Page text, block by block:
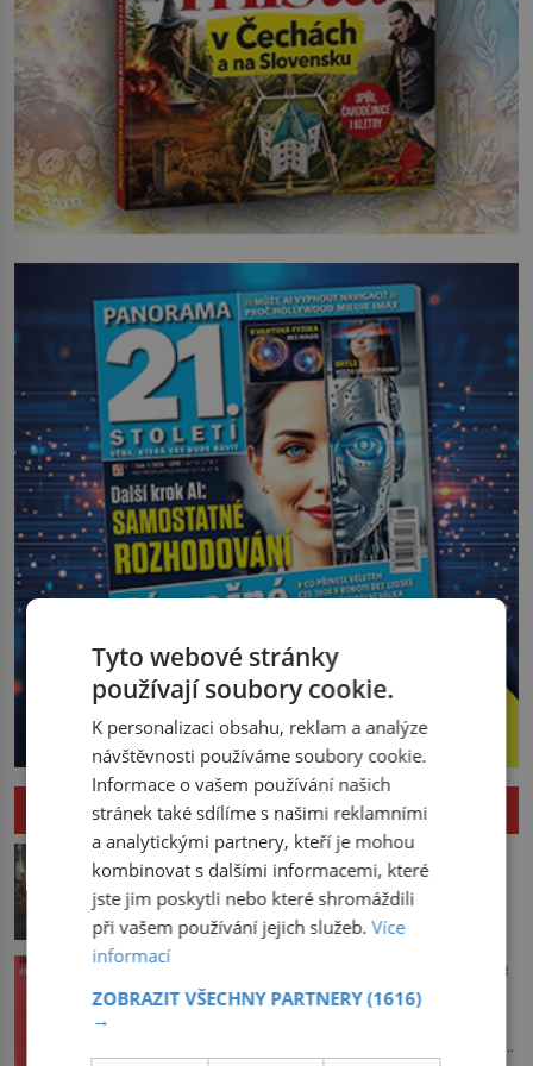
HISTORIE
Pád Maximiliena Robespierra: Zuřivého
jakobína nikdo nelitoval?
V horké letní noci trpí Robespierre
krutými bolestmi. Zmítá se na lůžku a
jednu z pařížských jasnovidek, kterou
tragický osud. Tehdy se jí vysmál.
Vařila prvorepubliková hospodyně podle
sandtnerek?
dneska vařit. Pracuje v rodině pana rady
Tyto webové stránky
používají soubory cookie.
K personalizaci obsahu, reklam a analýze
návštěvnosti používáme soubory cookie.
Informace o vašem používání našich
stránek také sdílíme s našimi reklamními
a analytickými partnery, kteří je mohou
kombinovat s dalšími informacemi, které
jste jim poskytli nebo které shromáždili
při vašem používání jejich služeb.Více
informací
ZOBRAZIT VŠECHNY PARTNERY(1616)
→